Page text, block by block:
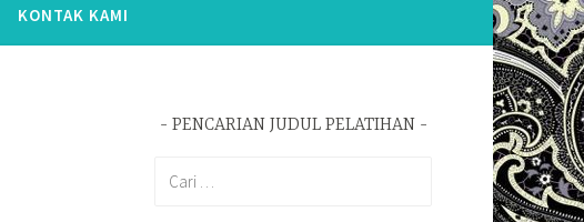
KONTAK KAMI
PENCARIAN JUDUL PELATIHAN